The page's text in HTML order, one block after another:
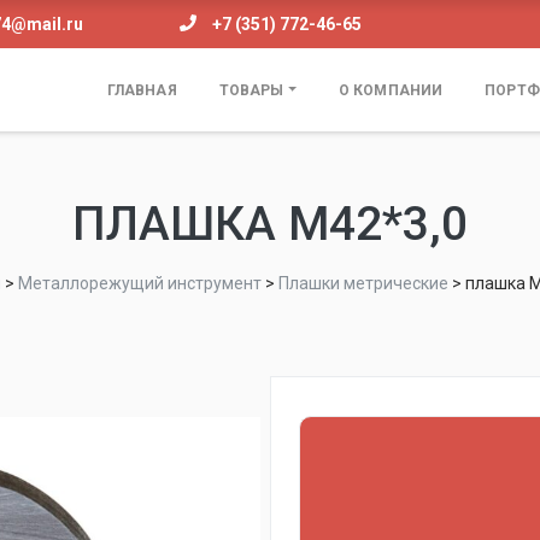
+7 (351) 772-46-65
ГЛАВНАЯ ТОВАРЫ О КОМПАНИИ
ПЛАШКА М42*3,0
> Металлорежущий инструмент> Плашки метрические > плашка